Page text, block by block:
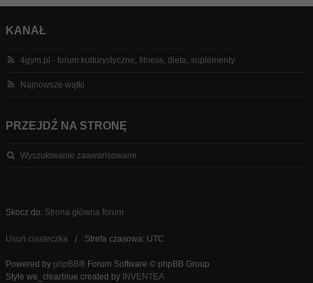
KANAŁ
4gym.pl - forum kulturystyczne, fitness, dieta, suplementy
Najnowsze wątki
PRZEJDŹ NA STRONĘ
Wyszukiwanie zaawansowane
Skocz do: Strona główna forum
Usuń ciasteczka Strefa czasowa: UTC
Powered by phpBB® Forum Software © phpBB Group
Style we_clearblue created by INVENTEA